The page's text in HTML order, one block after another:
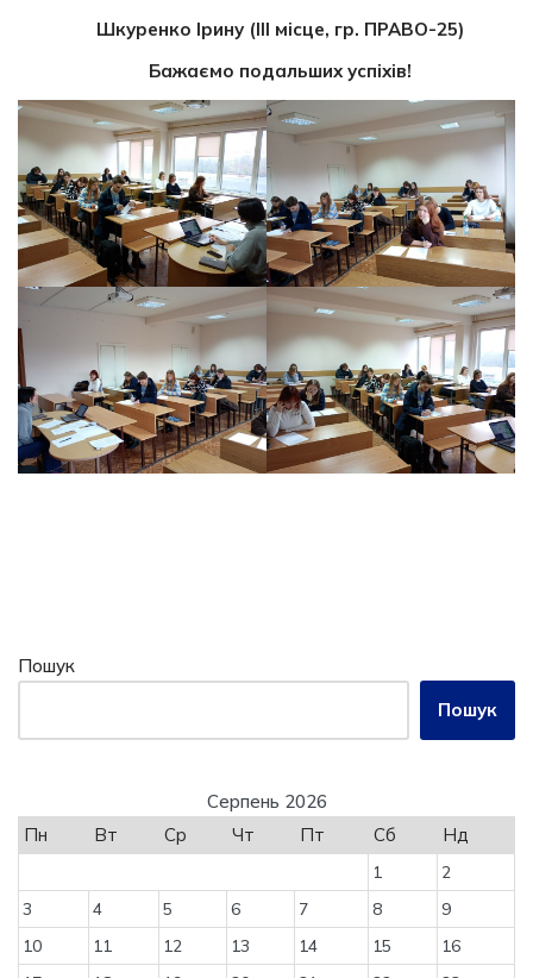
Шкуренко Ірину (ІІІ місце, гр. ПРАВО-25)
Бажаємо подальших успіхів!
Пошук
Пошук
Серпень 2026
Пн
Вт Ср Чт Пт Сб Нд
1
2
3
4 5 6 7 8
9
10
11 12 13 14 15
16